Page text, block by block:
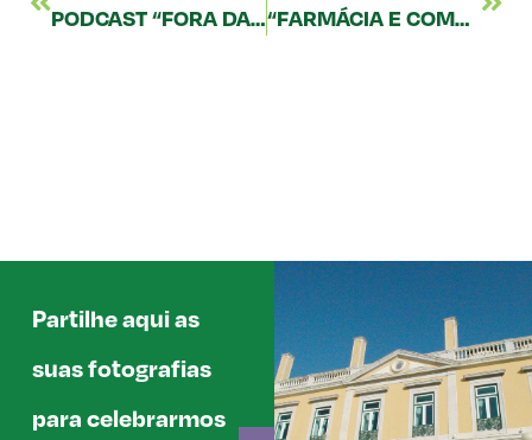
PODCAST “FORA DA CÁPSULA” “FARMÁCIA E COMUNIDADE: 50 ANOS DE CONSTRUÇÃO”
Partilhe aqui as
suas fotografias
para celebrarmos